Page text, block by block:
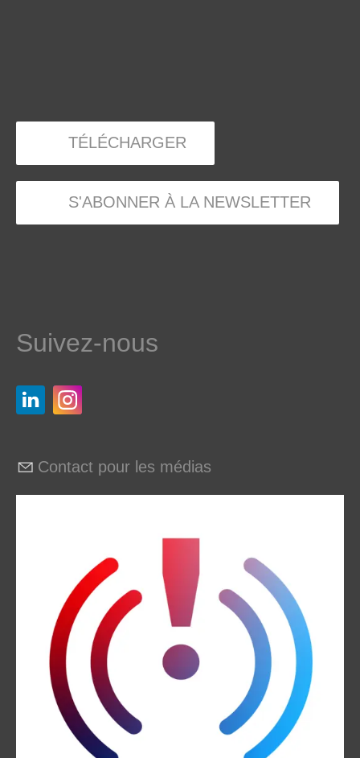
TÉLÉCHARGER
S'ABONNER À LA NEWSLETTER
Suivez-nous
Contact pour les médias